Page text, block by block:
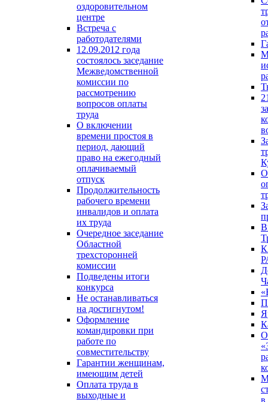
оздоровительном
центре
Встреча с
работодателями
12.09.2012 года
состоялось заседание
Межведомственной
комиссии по
рассмотрению
вопросов оплаты
труда
О включении
времени простоя в
период, дающий
право на ежегодный
оплачиваемый
отпуск
Продолжительность
рабочего времени
инвалидов и оплата
их труда
Очередное заседание
Областной
трехсторонней
комиссии
Подведены итоги
конкурса
Не останавливаться
на достигнутом!
Оформление
командировки при
работе по
совместительству
Гарантии женщинам,
имеющим детей
Оплата труда в
выходные и
О
О
в